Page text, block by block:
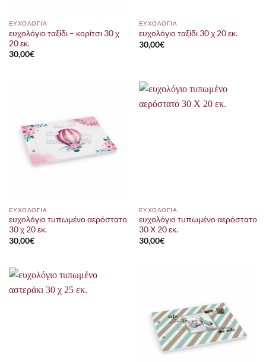
ΕΥΧΟΛΟΓΙΑ
ευχολόγιο ταξίδι – κορίτσι 30 χ
20 εκ.
30,00€
ΕΥΧΟΛΟΓΙΑ
ευχολόγιο ταξίδι 30 χ 20 εκ.
30,00€
ΕΥΧΟΛΟΓΙΑ
ευχολόγιο τυπωμένο αερόστατο
30 χ 20 εκ.
30,00€
ΕΥΧΟΛΟΓΙΑ
ευχολόγιο τυπωμένο αερόστατο
30 Χ 20 εκ.
30,00€